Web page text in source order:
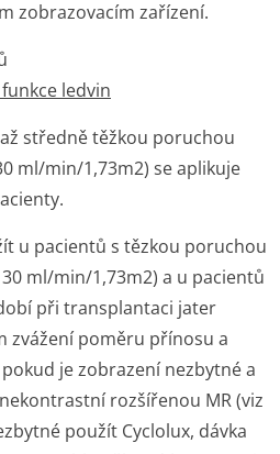
zobrazovacím zařízení.
ledvin
středně těžkou poruchou
ml/min/1,73m2) se aplikuje
u pacientů s tězkou poruchou
30 ml/min/1,73m2) a u pacientů
při transplantaci jater
zvážení poměru přínosu a
je zobrazení nezbytné a
rozšířenou MR (viz
použít Cyclolux, dávka